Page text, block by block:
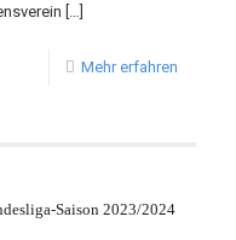
[…]
Mehr erfahren
Saison 2023/2024